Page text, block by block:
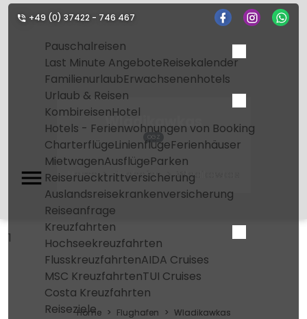
+49 (0) 37422 - 746 467
Pauschalreisen
Last Minute AngeboteReisekalender
FamilienurlaubErwachsenenhotels
Urlaub & Reisen
KombireisenHotel
Hotels - Ferienwohnungen von Booking
CharterflügeLinienflügeFerienhäuser
MietwagenAusflügeParken
Reiseruecktrittversicherung
Auslandsreisekrankenversicherung
Reiseanfrage
Kreuzfahrten
Hochseekreuzfahrten
FlusskreuzfahrtenAIDA Cruises
MSC KreuzfahrtenTUI Cruises
Costa Kreuzfahrten
Reiseziele
Wladikawkas
OGZ
Home Flughafen Wladikawkas
1
Home Flughafen Wladikawkas